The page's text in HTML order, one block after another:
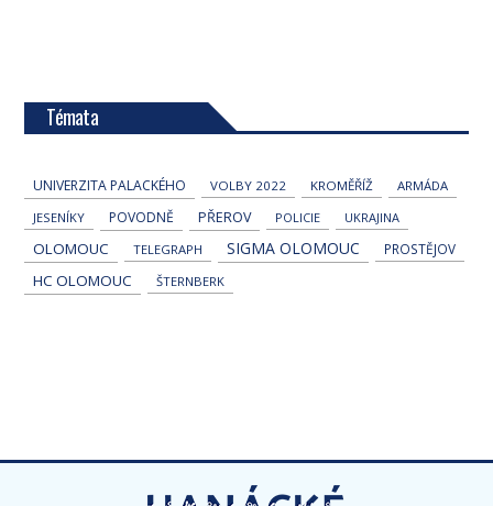
Témata
UNIVERZITA PALACKÉHO VOLBY 2022 KROMĚŘÍŽ
ARMÁDA
JESENÍKY
POVODNĚ PŘEROV POLICIE UKRAJINA
OLOMOUC TELEGRAPH SIGMA OLOMOUC PROSTĚJOV
HC OLOMOUC ŠTERNBERK